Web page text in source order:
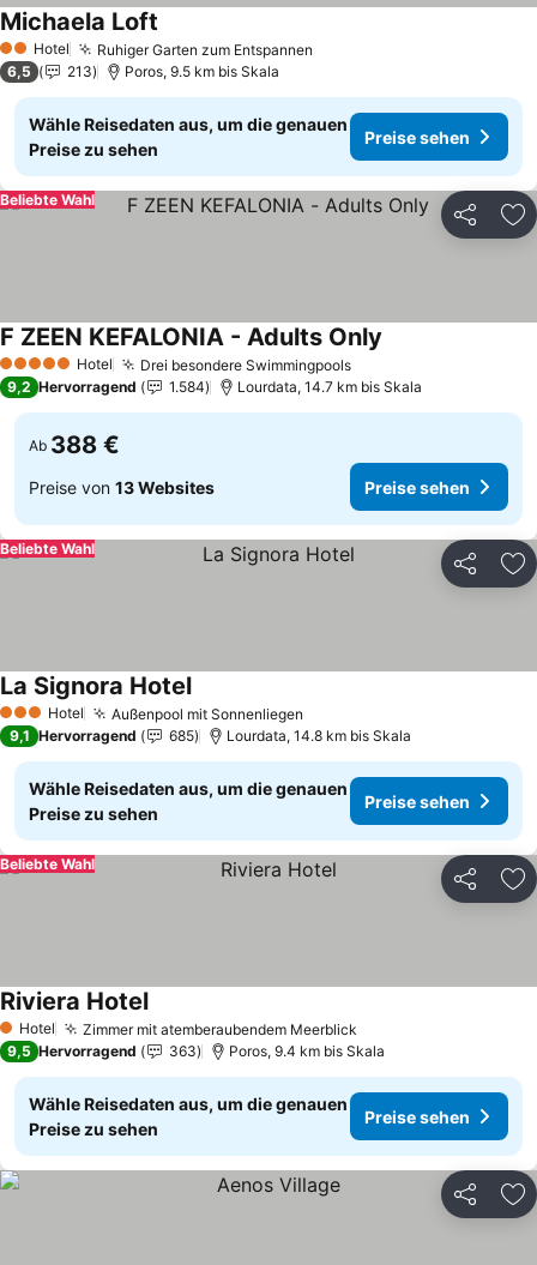
2 Sterne
Hotel Ruhiger Garten zum Entspannen
Michaela Loft
6,5 213 Poros, 9.5 km bis Skala
Wähle Reisedaten aus, um die genauen
Preise zu sehen
Preise sehen
Teilen
Beliebte Wahl
5 Sterne Hotel Drei besondere SwimmingpoolsPreise sehen
F ZEEN KEFALONIA - Adults Only
9,2 Hervorragend 1.584 Lourdata, 14.7 km bis Skala
Ab 388 €
Preise von 13 Websites Preise sehen
Teilen
Beliebte Wahl
3 SterneHotel Außenpool mit Sonnenliegen
La Signora HotelPreise sehen
9,1 Hervorragend 685 Lourdata, 14.8 km bis Skala
Wähle Reisedaten aus, um die genauen
Preise zu sehen
Preise sehen
Teilen
Beliebte Wahl
1 Sterne
Hotel Zimmer mit atemberaubendem Meerblick
Riviera HotelPreise sehen
9,5 Hervorragend 363 Poros, 9.4 km bis Skala
Wähle Reisedaten aus, um die genauen
Preise zu sehen
Preise sehen
Teilen